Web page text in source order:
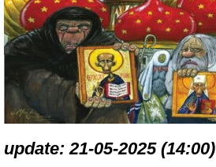
update: 21-05-2025 (14:00)